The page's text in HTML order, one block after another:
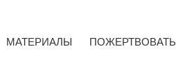
МАТЕРИАЛЫ ПОЖЕРТВОВАТЬ